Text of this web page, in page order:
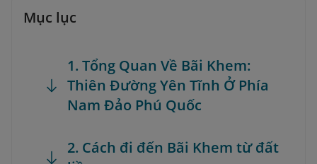
Mục lục
1. Tổng Quan Về Bãi Khem:
Thiên Đường Yên Tĩnh Ở Phía
Nam Đảo Phú Quốc
2. Cách đi đến Bãi Khem từ đất